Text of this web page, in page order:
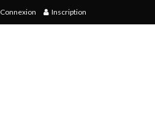
Connexion Inscription